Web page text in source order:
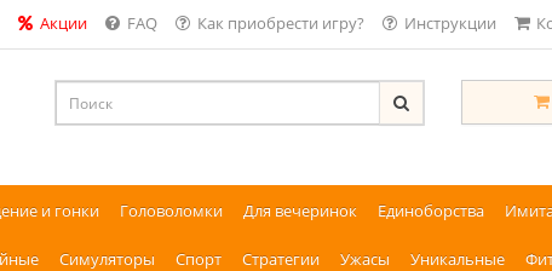
Акции FAQ Как приобрести игру? Инструкции
и гонки Головоломки Для вечеринок Единоборства
Симуляторы Спорт Стратегии Ужасы Уникальные